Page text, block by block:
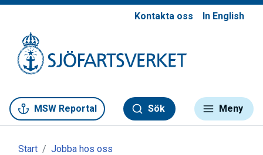
Kontakta oss In English
MSW Reportal Sök Meny
Start
Jobba hos oss